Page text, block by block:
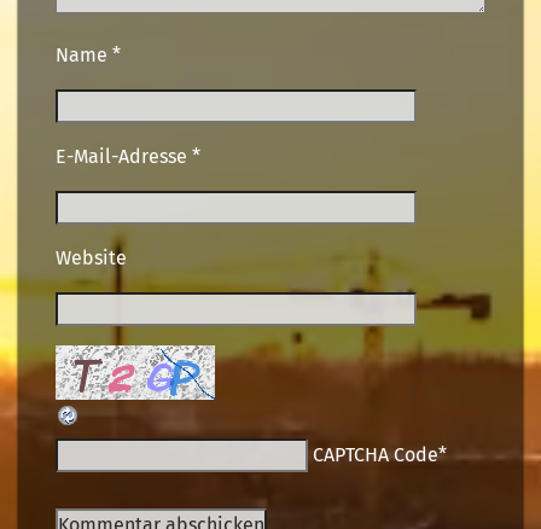
Name *
E-Mail-Adresse *
Website
CAPTCHA Code*